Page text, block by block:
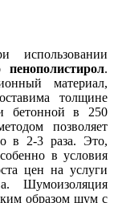
использовании
пенополистирол.
материал,
толщине
бетонной в 250
позволяет
в 2-3 раза. Это,
в условия
цен на услуги
Шумоизоляция
образом шум с